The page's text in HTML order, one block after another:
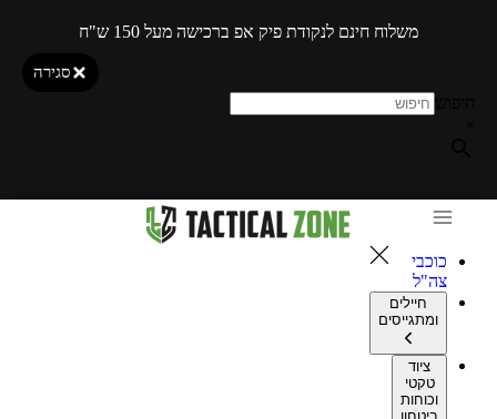
משלוח חינם לנקודת פיק אפ ברכישה מעל 150 ש"ח
סגירה
כוכבי
צה"ל
חיילים
ומתגייסים
ציוד
טקטי
וכוחות